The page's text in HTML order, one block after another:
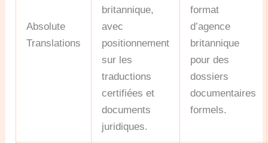
Absolute
Translations
britannique,
avec
positionnement
sur les
traductions
certifiées et
documents
juridiques.
format
d’agence
britannique
pour des
dossiers
documentaires
formels.